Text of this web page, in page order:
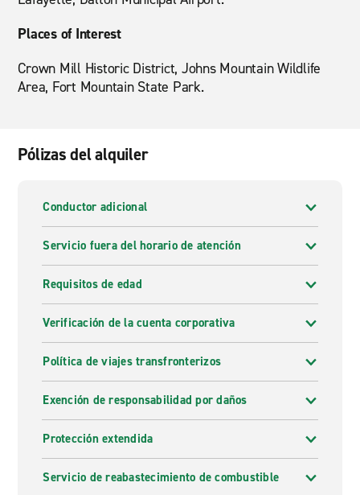
Places of Interest
Crown Mill Historic District, Johns Mountain Wildlife
Area, Fort Mountain State Park.
Pólizas del alquiler
Conductor adicional
Servicio fuera del horario de atención
Requisitos de edad
Verificación de la cuenta corporativa
Política de viajes transfronterizos
Exención de responsabilidad por daños
Protección extendida
Servicio de reabastecimiento de combustible